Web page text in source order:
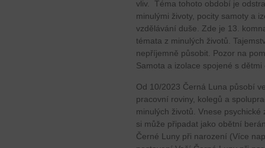
vliv. Téma tohoto období je
minulými životy, pocity samoty a
vzdělávání duše. Zde je 13.
témata z minulých životů.
nepříjemně působit. Pozor na
Samota a izolace spojené s dětmi
Od 10/2023 Černá Luna působí
pracovní roviny, kolegů a
minulých životů. Vnese
si může připadat jako obětní
Černé Luny při narození (Více